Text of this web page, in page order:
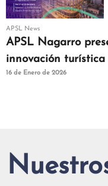
APSL News
APSL Nagarro
innovación
clúster Turistec
16 de Enero de 2026